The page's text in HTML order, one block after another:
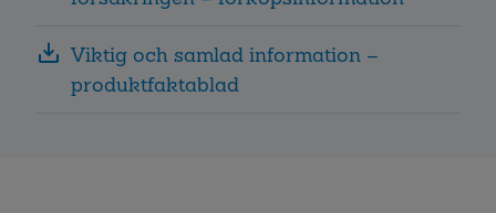
Viktig och samlad information –
produktfaktablad